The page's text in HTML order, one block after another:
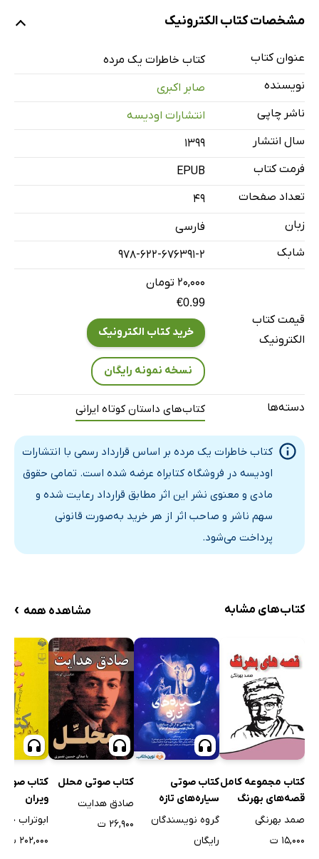
رفتن به بزرگ‌ترین دانشگاه دنیا
دشمن شیرها
شهر جابلسا
گوسفند
هر روز باید می‌رفت به کارگاه
مشخصات کتاب الکترونیک
عنوان کتاب
کتاب خاطرات یک مرده
نویسنده
صابر اکبری
ناشر چاپی
انتشارات اودیسه
سال انتشار
۱۳۹۹
فرمت کتاب
EPUB
تعداد صفحات
49
زبان
فارسی
شابک
978-622-676391-2
قیمت کتاب
الکترونیک
۲۰,۰۰۰ تومان
€0.99
خرید کتاب الکترونیک
نسخه نمونه رایگان
دسته‌ها کتاب‌های داستان کوتاه ایرانی
کتاب خاطرات یک مرده بر اساس قرارداد رسمی با انتشارات
اودیسه در فروشگاه کتابراه عرضه شده است. تمامی حقوق
مادی و معنوی نشر این اثر مطابق قرارداد رعایت شده و
سهم ناشر و صاحب اثر از هر خرید به‌صورت قانونی
پرداخت می‌شود.
کتاب‌های مشابه مشاهده همه ›
کتاب مجموعه کامل
قصه‌های بهرنگ
صمد بهرنگی
۱۵,۰۰۰ ت
کتاب صوتی
سیاره‌های تازه
گروه نویسندگان
رایگان
کتاب صوتی محلل
صادق هدایت
۲۶,۹۰۰ ت
کتاب
ویران
ابوتراب
۲۰۲,۰۰۰ ت